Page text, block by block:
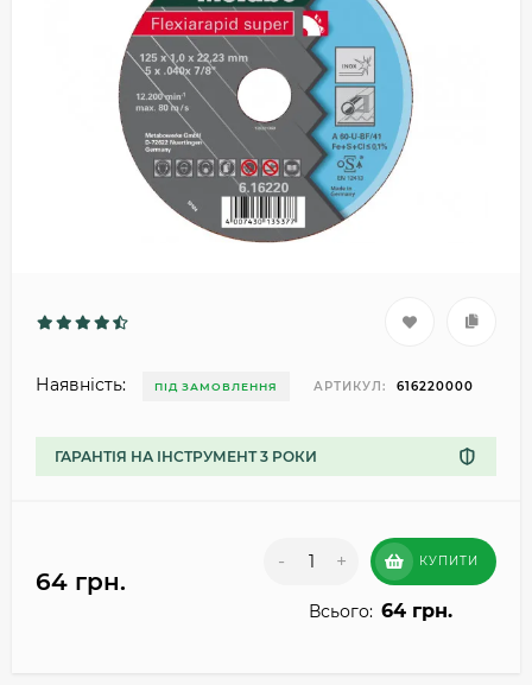
Наявність: ПІД ЗАМОВЛЕННЯ АРТИКУЛ: 616220000
ГАРАНТІЯ НА ІНСТРУМЕНТ 3 РОКИ
64 грн.
- + КУПИТИ
Всього: 64 грн.